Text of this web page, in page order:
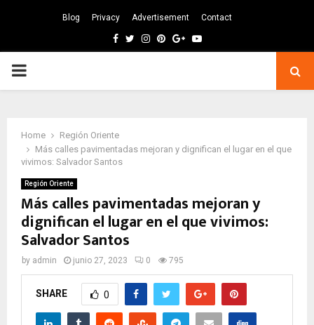
Blog Privacy Advertisement Contact
Facebook
TwitterInstagram
Pinterest
GoogleYoutube
PRIMARY
Home
Región Oriente
Más calles pavimentadas mejoran y dignifican el lugar en el que
vivimos: Salvador Santos
Región Oriente
Más calles pavimentadas mejoran y
dignifican el lugar en el que vivimos:
Salvador Santos
by admin junio 27, 2023 0 795
SHARE 0